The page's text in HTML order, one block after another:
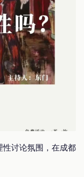
讨论氛围，在成都